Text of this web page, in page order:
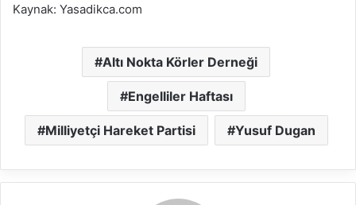
Kaynak: Yasadikca.com
Altı Nokta Körler Derneği
Engelliler Haftası
Milliyetçi Hareket Partisi Yusuf Dugan